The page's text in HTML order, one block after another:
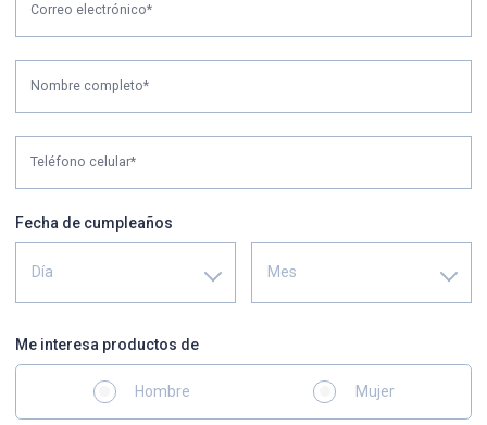
Correo electrónico*
Nombre completo*
Teléfono celular*
Fecha de cumpleaños
Día Mes
Me interesa productos de
Hombre Mujer